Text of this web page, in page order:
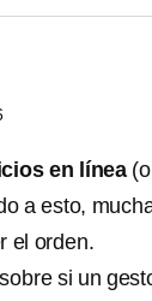
en línea
a esto,
el orden.
si un